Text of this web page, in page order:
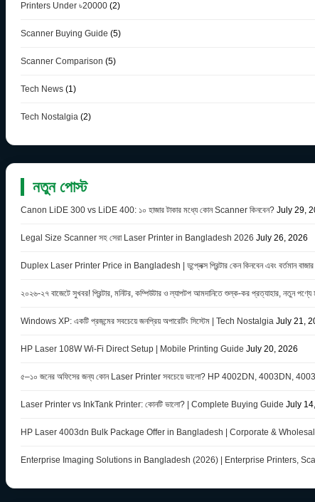
Printers Under ৳20000 (2)
Scanner Buying Guide (5)
Scanner Comparison (5)
Tech News (1)
Tech Nostalgia (2)
নতুন পোস্ট
Canon LiDE 300 vs LiDE 400: ১০ হাজার টাকার মধ্যে কোন Scanner কিনবেন? July 29,
Legal Size Scanner সহ সেরা Laser Printer in Bangladesh 2026 July 26, 2026
Duplex Laser Printer Price in Bangladesh | ডুপ্লেক্স প্রিন্টার কেন কিনবেন এবং বর্তমান বাজার
২০২৬-২৭ বাজেটে সুখবর! প্রিন্টার, মনিটর, কম্পিউটার ও ল্যাপটপ আমদানিতে শুল্ক-কর প্রত্যাহার, নতুন পণ্যে
Windows XP: একটি প্রজন্মের সবচেয়ে জনপ্রিয় অপারেটিং সিস্টেম | Tech Nostalgia July 21,
HP Laser 108W Wi-Fi Direct Setup | Mobile Printing Guide July 20, 2026
৫–১০ জনের অফিসের জন্য কোন Laser Printer সবচেয়ে ভালো? HP 4002DN, 4003DN,
Laser Printer vs InkTank Printer: কোনটি ভালো? | Complete Buying Guide July
HP Laser 4003dn Bulk Package Offer in Bangladesh | Corporate &
Enterprise Imaging Solutions in Bangladesh (2026) | Enterprise Printers,